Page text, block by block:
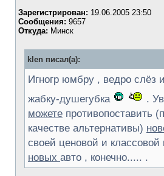
Зарегистрирован: 19.06.2005 23:50
Сообщения: 9657
Откуда: Минск
klen писал(а):
Игногр юмбру , ведро слёз
жабку-душегубка
.
можете противопоставить
качестве альтернативы)
своей ценовой и классовой
новых авто , конечно..... .